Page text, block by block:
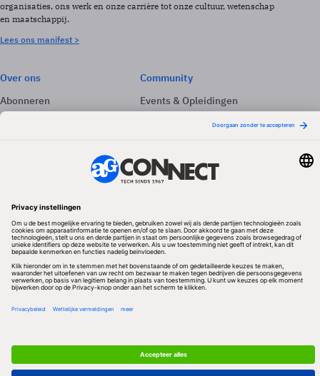
organisaties, ons werk en onze carrière tot onze cultuur, wetenschap
en maatschappij.
Lees ons manifest >
Over ons
Abonneren
Adverteren
Community
Events & Opleidingen
Volg ons
Redactionele partner
Algemene Voorwaarden & Copyrights